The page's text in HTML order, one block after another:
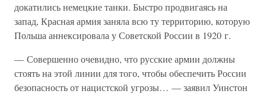
докатились немецкие танки. Быстро продвигаясь на
запад, Красная армия заняла всю ту территорию, которую
Польша аннексировала у Советской России в 1920 г.
— Совершенно очевидно, что русские армии должны
стоять на этой линии для того, чтобы обеспечить России
безопасность от нацистской угрозы… — заявил Уинстон